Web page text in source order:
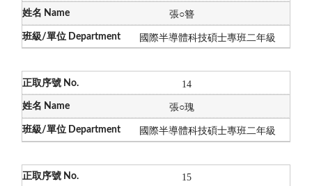
張○簪
國際半導體科技碩士專班二年級
14
張○瑰
國際半導體科技碩士專班二年級
15